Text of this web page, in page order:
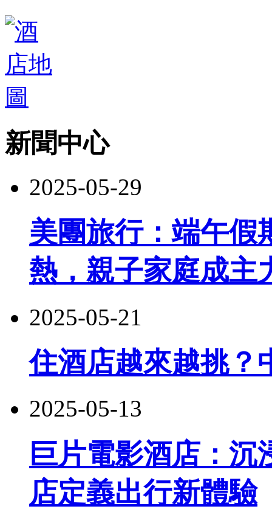
新聞中心
2025-05-29
美團旅行：端午假
熱，親子家庭成主
2025-05-21
住酒店越來越挑？
2025-05-13
巨片電影酒店：‌沉
店定義出行新體驗